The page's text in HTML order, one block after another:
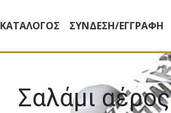
ΚΑΤΆΛΟΓΟΣ ΣΥΝΔΕΣΗ/ΕΓΓΡΑΦΗ
Σαλάµι αέρος